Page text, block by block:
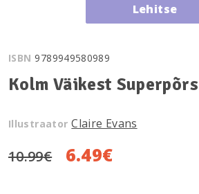
Lehitse
ISBN 9789949580989
Kolm Väikest
Illustraator Claire Evans
10.99€
Algne
6.49€Current